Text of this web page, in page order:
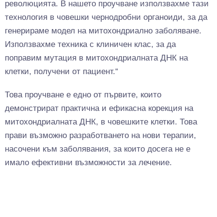
революцията. В нашето проучване използвахме тази
технология в човешки чернодробни органоиди, за да
генерираме модел на митохондриално заболяване.
Използвахме техника с клиничен клас, за да
поправим мутация в митохондриалната ДНК на
клетки, получени от пациент.“
Това проучване е едно от първите, които
демонстрират практична и ефикасна корекция на
митохондриалната ДНК, в човешките клетки. Това
прави възможно разработването на нови терапии,
насочени към заболявания, за които досега не е
имало ефективни възможности за лечение.